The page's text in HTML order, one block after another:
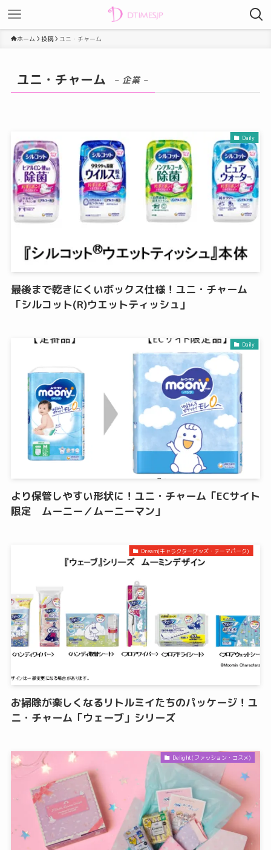
ホーム 投稿 ユニ・チャーム
ユニ・チャーム – 企業 –
Daily
最後まで乾きにくいボックス仕様！ユニ・チャーム
「シルコット(R)ウエットティッシュ」
Daily
より保管しやすい形状に！ユニ・チャーム「ECサイト
限定 ムーニー／ムーニーマン」
Dream(キャラクターグッズ・テーマパーク)
お掃除が楽しくなるリトルミイたちのパッケージ！ユ
ニ・チャーム「ウェーブ」シリーズ
Delight(ファッション・コスメ)